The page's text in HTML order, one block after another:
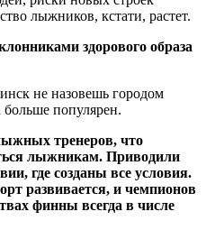
лыжников, кстати, растет.
здорового образа
не назовешь городом
популярен.
тренеров, что
лыжникам. Приводили
где созданы все условия.
развивается, и чемпионов
финны всегда в числе